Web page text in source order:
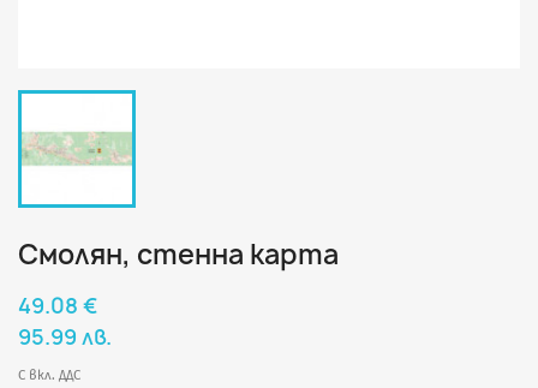
Смолян, стенна карта
49.08 €
95.99 лв.
С вкл. ДДС